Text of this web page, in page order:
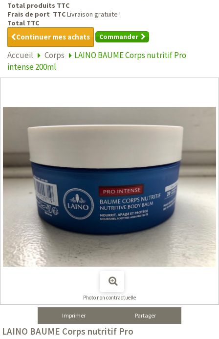
Total produits TTC
Frais de port TTCLivraison gratuite !
Total TTC
Continuer mes achats Commander
Accueil Corps
LAINO BAUME Corps nutritif Pro
intense 200ml
Photo non contractuelle
Imprimer Partager
LAINO BAUME Corps nutritif Pro